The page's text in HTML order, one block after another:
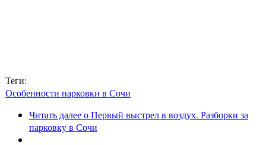
Теги:
Особенности парковки в Сочи
Читать далеео Первый выстрел в воздух. Разборки за
парковку в Сочи